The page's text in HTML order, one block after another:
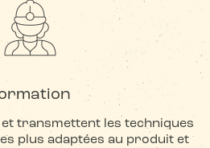
transmettent les techniques
plus adaptées au produit et